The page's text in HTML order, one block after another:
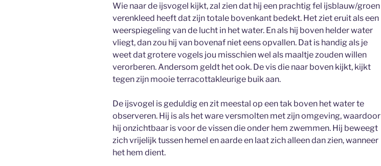
Wie naar de ijsvogel kijkt, zal zien dat hij een prachtig fel ijsblauw/groen
verenkleed heeft dat zijn totale bovenkant bedekt. Het ziet eruit als een
weerspiegeling van de lucht in het water. En als hij boven helder water
vliegt, dan zou hij van bovenaf niet eens opvallen. Dat is handig als je
weet dat grotere vogels jou misschien wel als maaltje zouden willen
verorberen. Andersom geldt het ook. De vis die naar boven kijkt, kijkt
tegen zijn mooie terracottakleurige buik aan.
De ijsvogel is geduldig en zit meestal op een tak boven het water te
observeren. Hij is als het ware versmolten met zijn omgeving, waardoor
hij onzichtbaar is voor de vissen die onder hem zwemmen. Hij beweegt
zich vrijelijk tussen hemel en aarde en laat zich alleen dan zien, wanneer
het hem dient.